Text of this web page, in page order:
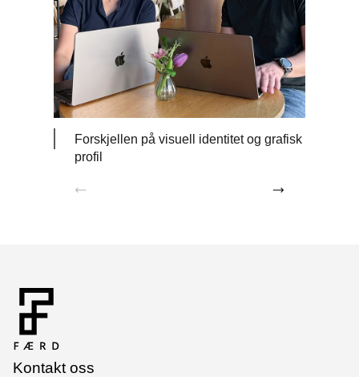
Forskjellen på visuell identitet og grafisk
profil
Kontakt oss